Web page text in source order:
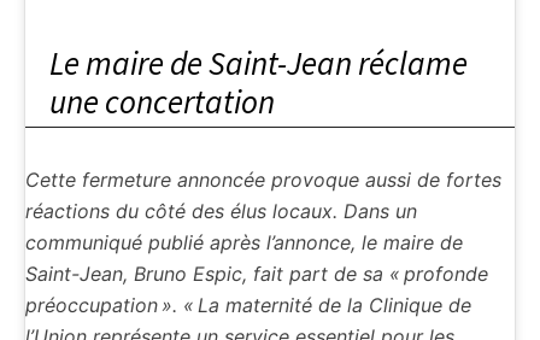
Le maire de Saint-Jean réclame
une concertation
Cette fermeture annoncée provoque aussi de fortes
réactions du côté des élus locaux. Dans un
communiqué publié après l’annonce, le maire de
Saint-Jean, Bruno Espic, fait part de sa « profonde
préoccupation ». « La maternité de la Clinique de